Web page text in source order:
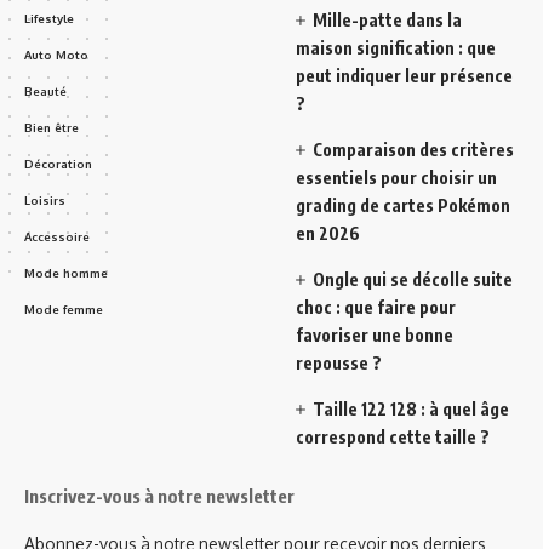
Lifestyle
Auto Moto
Beauté
Bien être
Décoration
Loisirs
Accessoire
Mode homme
Mode femme
Mille-patte dans la
maison signification : que
peut indiquer leur présence
?
Comparaison des critères
essentiels pour choisir un
grading de cartes Pokémon
en 2026
Ongle qui se décolle suite
choc : que faire pour
favoriser une bonne
repousse ?
Taille 122 128 : à quel âge
correspond cette taille ?
Inscrivez-vous à notre newsletter
Abonnez-vous à notre newsletter pour recevoir nos derniers